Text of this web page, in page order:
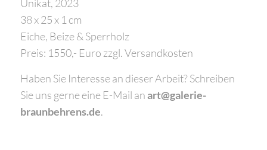
Unikat, 2023
38 x 25 x 1 cm
Eiche, Beize & Sperrholz
Preis: 1550,- Euro zzgl. Versandkosten
Haben Sie Interesse an dieser Arbeit? Schreiben
Sie uns gerne eine E-Mail anart@galerie-
braunbehrens.de.